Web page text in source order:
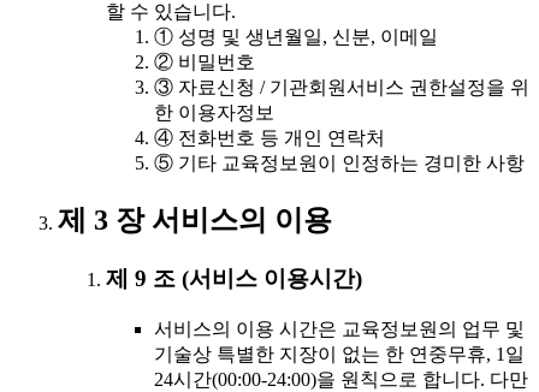
할 수 있습니다.
① 성명 및 생년월일, 신분, 이메일
② 비밀번호
③ 자료신청 / 기관회원서비스 권한설정을 위
한 이용자정보
④ 전화번호 등 개인 연락처
⑤ 기타 교육정보원이 인정하는 경미한 사항
제 3 장 서비스의 이용
제 9 조 (서비스 이용시간)
서비스의 이용 시간은 교육정보원의 업무 및
기술상 특별한 지장이 없는 한 연중무휴, 1일
24시간(00:00-24:00)을 원칙으로 합니다. 다만